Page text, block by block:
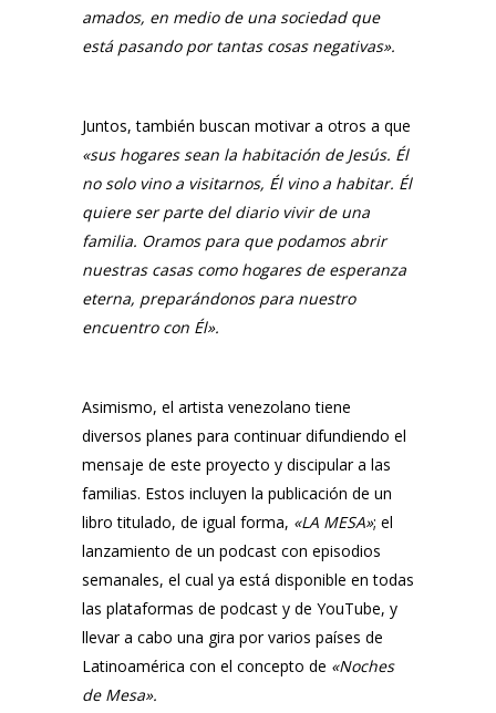
amados, en medio de una sociedad que
está pasando por tantas cosas negativas».
Juntos, también buscan motivar a otros a que
«sus hogares sean la habitación de Jesús. Él
no solo vino a visitarnos, Él vino a habitar. Él
quiere ser parte del diario vivir de una
familia. Oramos para que podamos abrir
nuestras casas como hogares de esperanza
eterna, preparándonos para nuestro
encuentro con Él».
Asimismo, el artista venezolano tiene
diversos planes para continuar difundiendo el
mensaje de este proyecto y discipular a las
familias. Estos incluyen la publicación de un
libro titulado, de igual forma, «LA MESA»; el
lanzamiento de un podcast con episodios
semanales, el cual ya está disponible en todas
las plataformas de podcast y de YouTube, y
llevar a cabo una gira por varios países de
Latinoamérica con el concepto de «Noches
de Mesa».